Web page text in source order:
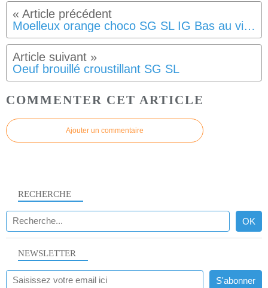
Moelleux orange choco SG SL IG Bas au vitaliseur
Oeuf brouillé croustillant SG SL
COMMENTER CET ARTICLE
Ajouter un commentaire
NEWSLETTER
RECHERCHE